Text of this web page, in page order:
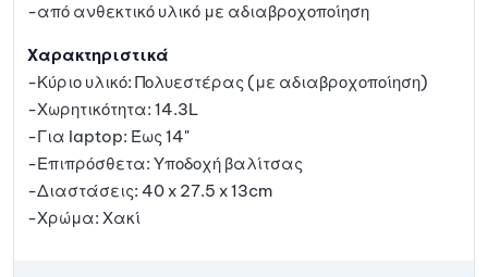
-από ανθεκτικό υλικό με αδιαβροχοποίηση
Χαρακτηριστικά
-Κύριο υλικό: Πολυεστέρας (με αδιαβροχοποίηση)
-Χωρητικότητα: 14.3L
-Για laptop: Έως 14"
-Επιπρόσθετα: Υποδοχή βαλίτσας
-Διαστάσεις: 40 x 27.5 x 13cm
-Χρώμα: Χακί